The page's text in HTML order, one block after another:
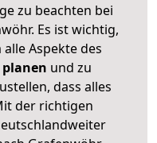
zu beachten bei
Es ist wichtig,
Aspekte des
planen und zu
dass alles
der richtigen